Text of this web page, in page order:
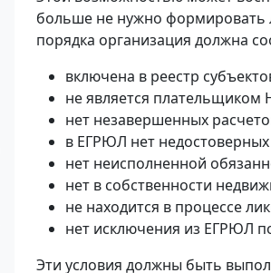
больше не нужно формировать
порядка организация должна
включена в реестр
не является плательщиком
нет незавершенных
в ЕГРЮЛ нет
нет неисполненной
нет в собственности
не находится в процессе
нет исключения из ЕГРЮЛ
Эти условия должны быть